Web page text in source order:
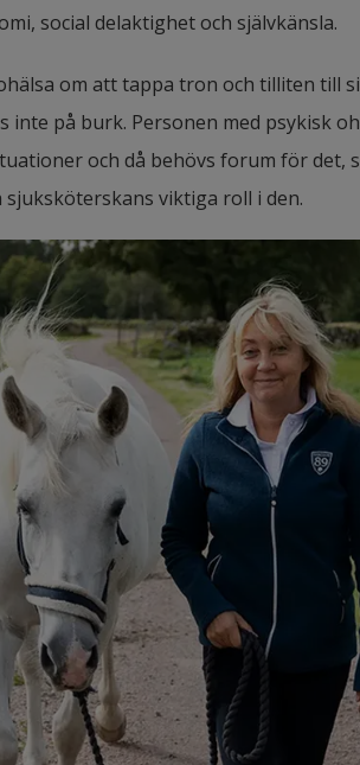
social delaktighet och självkänsla.
om att tappa tron och tilliten till
inte på burk. Personen med psykisk
och då behövs forum för det,
viktiga roll i den.